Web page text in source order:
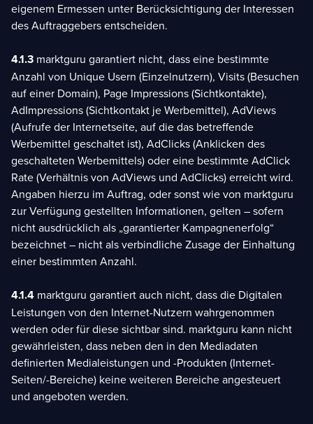
eigenem Ermessen unter Berücksichtigung der Interessen
des Auftraggebers entscheiden.
4.1.3 marktguru garantiert nicht, dass eine bestimmte
Anzahl von Unique Usern (Einzelnutzern), Visits (Besuchen
auf einer Domain), Page Impressions (Sichtkontakte),
AdImpressions (Sichtkontakt je Werbemittel), AdViews
(Aufrufe der Internetseite, auf die das betreffende
Werbemittel geschaltet ist), AdClicks (Anklicken des
geschalteten Werbemittels) oder eine bestimmte AdClick
Rate (Verhältnis von AdViews und AdClicks) erreicht wird.
Angaben hierzu im Auftrag, oder sonst wie von marktguru
zur Verfügung gestellten Informationen, gelten – sofern
nicht ausdrücklich als „garantierter Kampagnenerfolg“
bezeichnet – nicht als verbindliche Zusage der Einhaltung
einer bestimmten Anzahl.
4.1.4 marktguru garantiert auch nicht, dass die Digitalen
Leistungen von den Internet-Nutzern wahrgenommen
werden oder für diese sichtbar sind. marktguru kann nicht
gewährleisten, dass neben den in den Mediadaten
definierten Medialeistungen und -Produkten (Internet-
Seiten/-Bereiche) keine weiteren Bereiche angesteuert
und angeboten werden.